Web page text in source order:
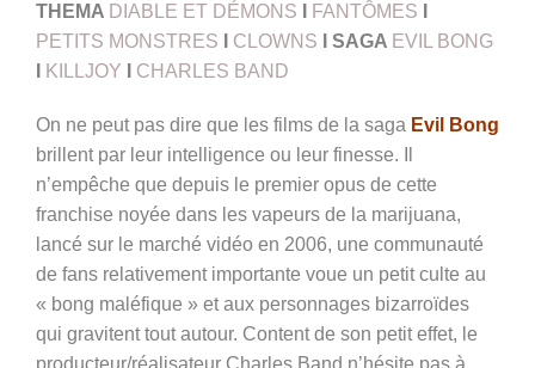
THEMA DIABLE ET DÉMONS FANTÔMES
PETITS MONSTRES
CLOWNS I SAGA EVIL BONG
KILLJOY CHARLES BAND
On ne peut pas dire que les films de la saga Evil Bong
brillent par leur intelligence ou leur finesse. Il
n’empêche que depuis le premier opus de cette
franchise noyée dans les vapeurs de la marijuana,
lancé sur le marché vidéo en 2006, une communauté
de fans relativement importante voue un petit culte au
« bong maléfique » et aux personnages bizarroïdes
qui gravitent tout autour. Content de son petit effet, le
producteur/réalisateur Charles Band n’hésite pas à